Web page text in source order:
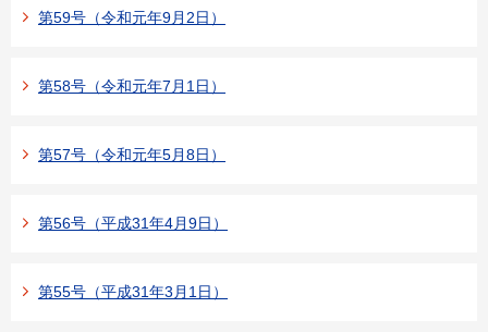
第59号（令和元年9月2日）
第58号（令和元年7月1日）
第57号（令和元年5月8日）
第56号（平成31年4月9日）
第55号（平成31年3月1日）